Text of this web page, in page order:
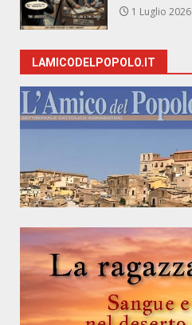
1 Luglio 2026
LAMICODELPOPOLO.IT